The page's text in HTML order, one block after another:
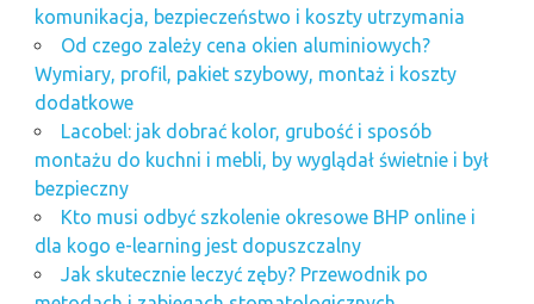
komunikacja, bezpieczeństwo i koszty utrzymania
Od czego zależy cena okien aluminiowych?
Wymiary, profil, pakiet szybowy, montaż i koszty
dodatkowe
Lacobel: jak dobrać kolor, grubość i sposób
montażu do kuchni i mebli, by wyglądał świetnie i był
bezpieczny
Kto musi odbyć szkolenie okresowe BHP online i
dla kogo e-learning jest dopuszczalny
Jak skutecznie leczyć zęby? Przewodnik po